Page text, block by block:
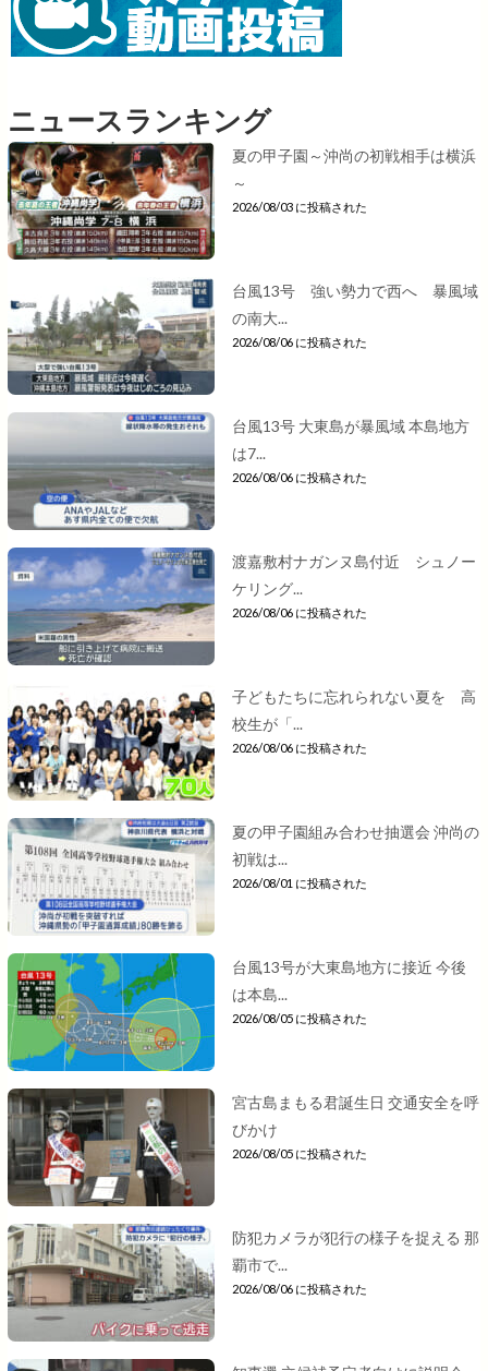
ニュースランキング
夏の甲子園～沖尚の初戦相手は横浜
～
2026/08/03 に投稿された
台風13号 強い勢力で西へ 暴風域
の南大...
2026/08/06 に投稿された
台風13号 大東島が暴風域 本島地方
は7...
2026/08/06 に投稿された
渡嘉敷村ナガンヌ島付近 シュノー
ケリング...
2026/08/06 に投稿された
子どもたちに忘れられない夏を 高
校生が「...
2026/08/06 に投稿された
夏の甲子園組み合わせ抽選会 沖尚の
初戦は...
2026/08/01 に投稿された
台風13号が大東島地方に接近 今後
は本島...
2026/08/05 に投稿された
宮古島まもる君誕生日 交通安全を呼
びかけ
2026/08/05 に投稿された
防犯カメラが犯行の様子を捉える 那
覇市で...
2026/08/06 に投稿された